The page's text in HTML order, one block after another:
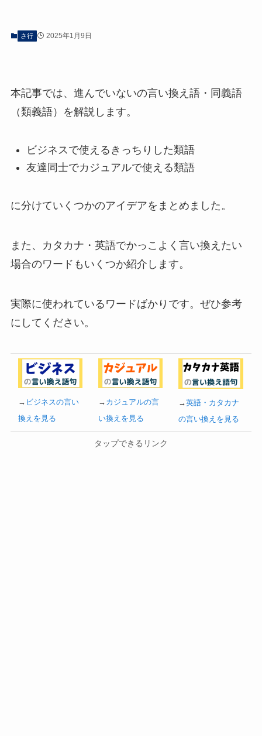
さ行 2025年1月9日
本記事では、進んでいないの言い換え語・同義語
（類義語）を解説します。
ビジネスで使えるきっちりした類語
友達同士でカジュアルで使える類語
に分けていくつかのアイデアをまとめました。
また、カタカナ・英語でかっこよく言い換えたい
場合のワードもいくつか紹介します。
実際に使われているワードばかりです。ぜひ参考
にしてください。
→ ビジネスの言い
換えを見る
→ カジュアルの言
い換えを見る
→英語・カタカナ
の言い換えを見る
タップできるリンク